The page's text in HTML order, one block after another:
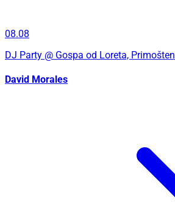
08.08
DJ Party @ Gospa od Loreta, Primošten
David Morales